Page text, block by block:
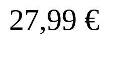
27,99 €